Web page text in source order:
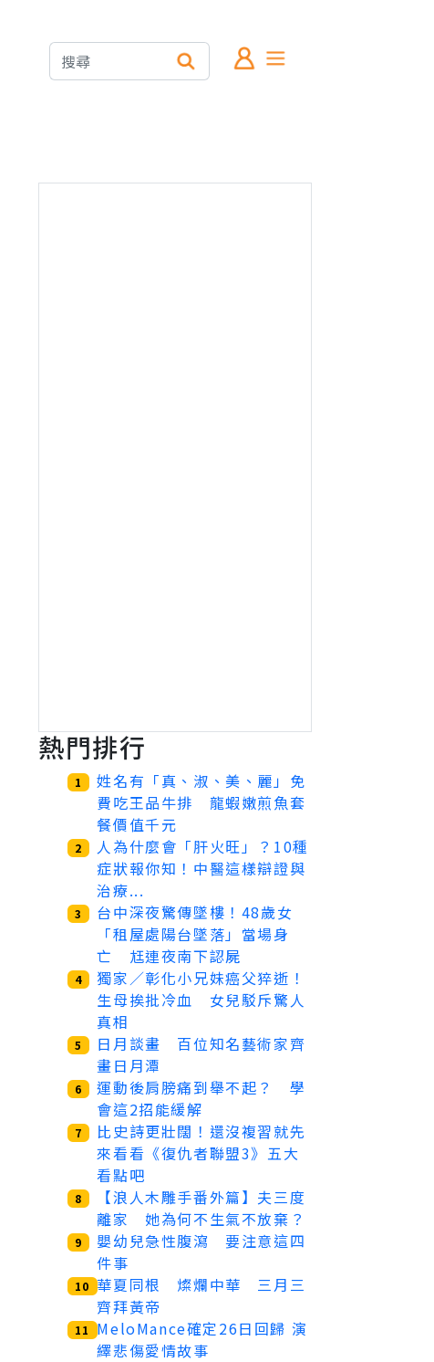
熱門排行
1
姓名有「真、淑、美、麗」免
費吃王品牛排 龍蝦嫩煎魚套
餐價值千元
2
人為什麼會「肝火旺」？10種
症狀報你知！中醫這樣辯證與
治療...
3
台中深夜驚傳墜樓！48歲女
「租屋處陽台墜落」當場身
亡 尪連夜南下認屍
4
獨家／彰化小兄妹癌父猝逝！
生母挨批冷血 女兒駁斥驚人
真相
5
日月談畫 百位知名藝術家齊
畫日月潭
6
運動後肩膀痛到舉不起？ 學
會這2招能緩解
7
比史詩更壯闊！還沒複習就先
來看看《復仇者聯盟3》五大
看點吧
8
【浪人木雕手番外篇】夫三度
離家 她為何不生氣不放棄？
9
嬰幼兒急性腹瀉 要注意這四
件事
10 華夏同根 燦爛中華 三月三
齊拜黃帝
11
MeloMance確定26日回歸 演
繹悲傷愛情故事